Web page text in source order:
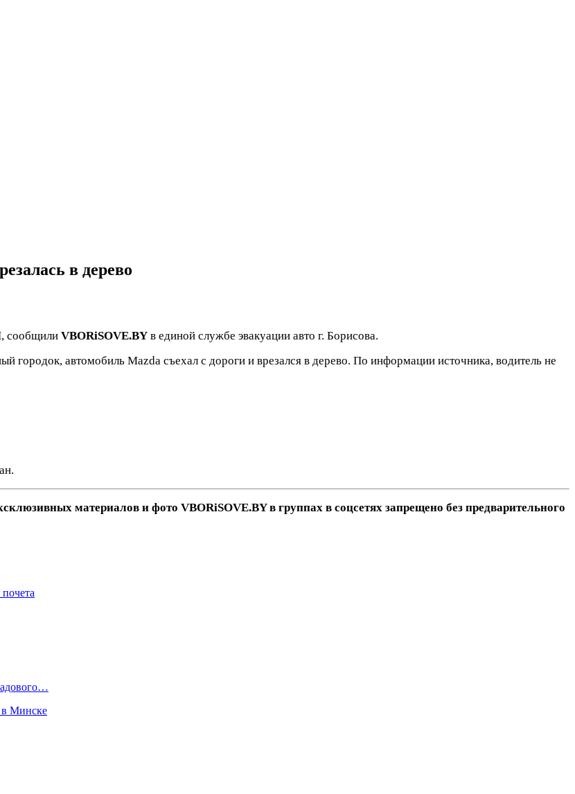
в дерево
сообщили VBORiSOVE.BY в единой службе эвакуации авто г. Борисова.
городок, автомобиль Mazda съехал с дороги и врезался в дерево. По информации источника, водитель не
материалов и фото VBORiSOVE.BY в группах в соцсетях запрещено без предварительного
в Минске